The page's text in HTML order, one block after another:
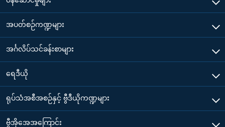
အပတ်စဉ်ကဏ္ဍများ
အင်္ဂလိပ်သင်ခန်းစာများ
ရေဒီယို
ရုပ်သံအစီအစဉ်နှင့် ဗွီဒီယိုကဏ္ဍများ
ဗွီအိုအေအကြောင်း